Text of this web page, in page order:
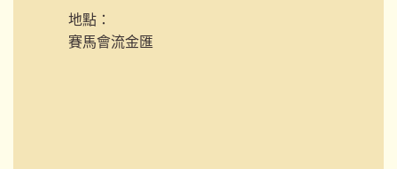
地點：
賽馬會流金匯